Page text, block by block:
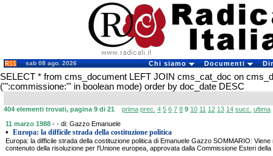
sab 08 ago. 2026 Chi siamo Documenti
SELECT * from cms_document LEFT JOIN cms_cat_doc on
('":commissione:"' in boolean mode) order by doc_date DESC
404 elementi trovati, pagina 9 di 21 prima prec. 4 5 6 7 8 9 10 11 12 13 14 succ. ultima
11 marzo 1988 - - di: Gazzo Emanuele
• Europa: la difficile strada della costituzione politica
Europa: la difficile strada della costituzione politica di Emanuele Gazzo SOMMARIO: Viene
contenuto della risoluzione per l'Unione europea, approvata dalla Commissione Esteri